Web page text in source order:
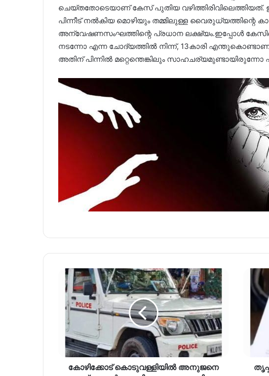
ചെയ്തതോടെയാണ് കേസ് പുതിയ
പിന്നീട് നൽകിയ മൊഴിയും തമ്മിലുള്ള വൈരുധ്യത്തിന്റെ
അന്വേഷണസംഘത്തിന്റെ പ്രധാന ലക്ഷ്യം.ഇപ്പോൾ
നടന്നോ എന്ന ചോദ്യത്തിൽ നിന്ന്, 13കാരി
അതിന് പിന്നിൽ മറ്റെന്തെങ്കിലും സാഹചര്യമുണ്ടായിരുന്നോ
കോഴിക്കോട് കൊടുവള്ളിയില്‍ അനുജനെ